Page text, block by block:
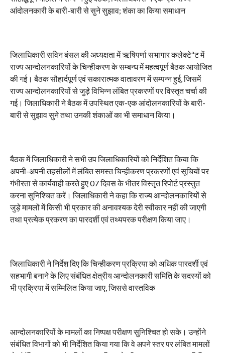
आंदोलनकारी के बारी-बारी से सुने सुझाव; शंका का किया समाधान
जिलाधिकारी सविन बंसल की अध्यक्षता में ऋषिपर्णा सभागार कलेक्टेªट में
राज्य आन्दोलनकारियों के चिन्हीकरण के सम्बन्ध में महत्वपूर्ण बैठक आयोजित
की गई। बैठक सौहार्दपूर्ण एवं सकारात्मक वातावरण में सम्पन्न हुई, जिसमें
राज्य आन्दोलनकारियों से जुड़े विभिन्न लंबित प्रकरणों पर विस्तृत चर्चा की
गई। जिलाधिकारी ने बैठक में उपस्थित एक-एक आंदोलनकारियों के बारी-
बारी से सुझाव सुने तथा उनकी शंकाओं का भी समाधान किया।
बैठक में जिलाधिकारी ने सभी उप जिलाधिकारियों को निर्देशित किया कि
अपनी-अपनी तहसीलों में लंबित समस्त चिन्हीकरण प्रकरणों एवं सूचियों पर
गंभीरता से कार्यवाही करते हुए 07 दिवस के भीतर विस्तृत रिपोर्ट प्रस्तुत
करना सुनिश्चित करें। जिलाधिकारी ने कहा कि राज्य आन्दोलनकारियों से
जुड़े मामलों में किसी भी प्रकार की अनावश्यक देरी स्वीकार नहीं की जाएगी
तथा प्रत्येक प्रकरण का पारदर्शी एवं तथ्यपरक परीक्षण किया जाए।
जिलाधिकारी ने निर्देश दिए कि चिन्हीकरण प्रक्रिया को अधिक पारदर्शी एवं
सहभागी बनाने के लिए संबंधित क्षेत्रीय आन्दोलनकारी समिति के सदस्यों को
भी प्रक्रिया में सम्मिलित किया जाए, जिससे वास्तविक
आन्दोलनकारियों के मामलों का निष्पक्ष परीक्षण सुनिश्चित हो सके। उन्होंने
संबंधित विभागों को भी निर्देशित किया गया कि वे अपने स्तर पर लंबित मामलों